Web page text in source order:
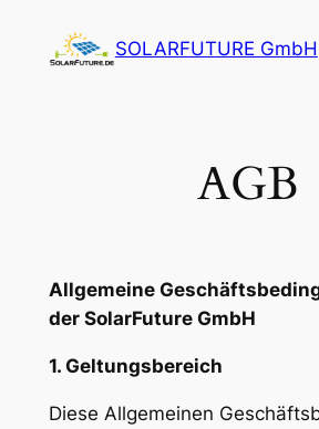
Inhalt
SOLARFUTURE GmbH
AGB
Allgemeine
der SolarFuture GmbH
1. Geltungsbereich
Diese Allgemeinen